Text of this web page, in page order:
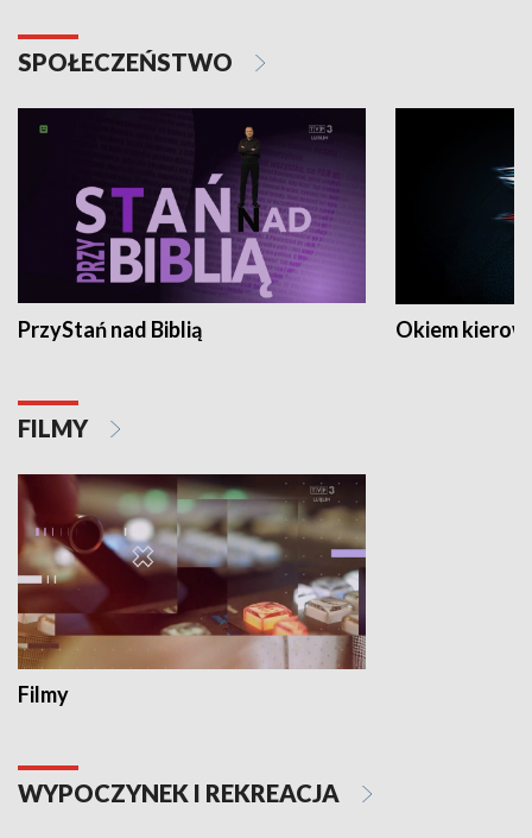
SPOŁECZEŃSTWO
PrzyStań nad Biblią Okiem
FILMY
Filmy
WYPOCZYNEK I REKREACJA